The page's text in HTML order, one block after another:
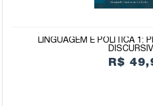
LINGUAGEM E POLÍTICA 1:
R$